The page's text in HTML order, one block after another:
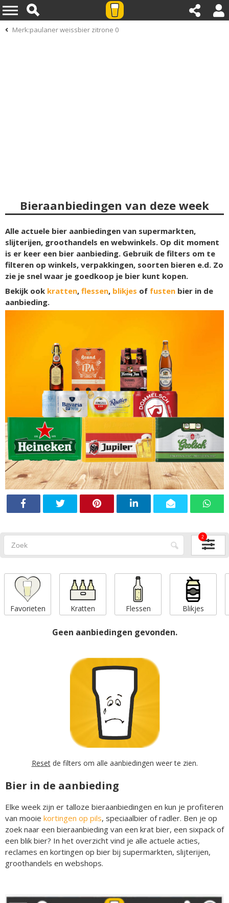
Merk:paulaner weissbier zitrone 0
Bieraanbiedingen van deze week
Alle actuele bier aanbiedingen van supermarkten,
slijterijen, groothandels en webwinkels. Op dit moment
is er keer een bier aanbieding. Gebruik de filters om te
filteren op winkels, verpakkingen, soorten bieren e.d. Zo
zie je snel waar je goedkoop je bier kunt kopen.
Bekijk ook kratten, flessen, blikjes of fusten bier in de
aanbieding.
2
Favorieten Kratten Flessen Blikjes
Geen aanbiedingen gevonden.
Resetde filters om alle aanbiedingen weer te zien.
Bier in de aanbieding
Elke week zijn er talloze bieraanbiedingen en kun je profiteren
van mooie kortingen op pils, speciaalbier of radler. Ben je op
zoek naar een bieraanbieding van een krat bier, een sixpack of
een blik bier? In het overzicht vind je alle actuele acties,
reclames en kortingen op bier bij supermarkten, slijterijen,
groothandels en webshops.